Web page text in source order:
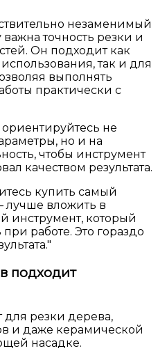
незаменимый
точность резки и
Он подходит как
так и для
выполнять
практически с
не
но и на
чтобы инструмент
качеством результата.
купить самый
лучше вложить в
инструмент, который
работе. Это гораздо
подходит
для резки дерева,
и даже керамической
насадке.